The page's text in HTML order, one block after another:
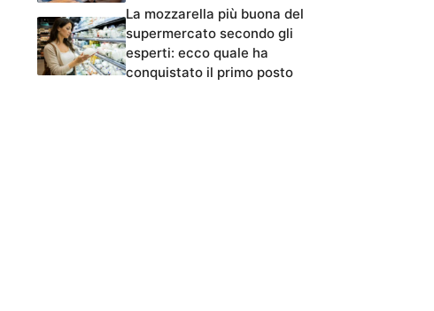
La mozzarella più buona del
supermercato secondo gli
esperti: ecco quale ha
conquistato il primo posto